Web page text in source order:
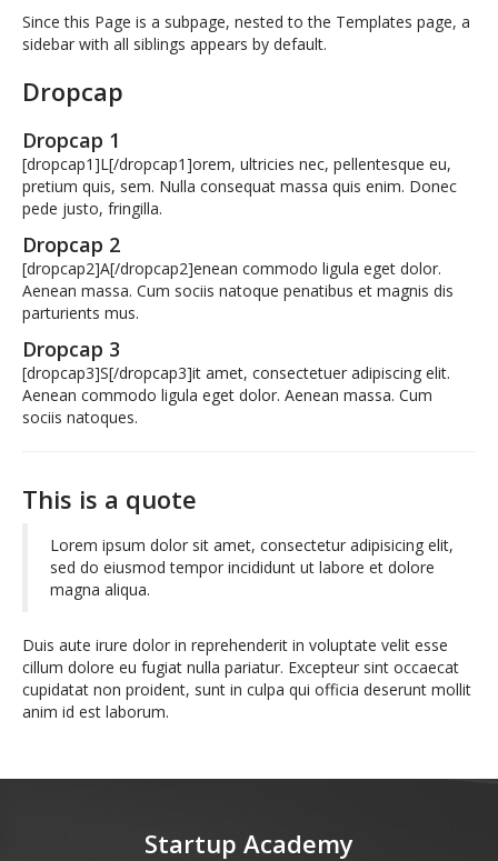
Since this Page is a subpage, nested to the Templates page, a
sidebar with all siblings appears by default.
Dropcap
Dropcap 1
[dropcap1]L[/dropcap1]orem, ultricies nec, pellentesque eu,
pretium quis, sem. Nulla consequat massa quis enim. Donec
pede justo, fringilla.
Dropcap 2
[dropcap2]A[/dropcap2]enean commodo ligula eget dolor.
Aenean massa. Cum sociis natoque penatibus et magnis dis
parturients mus.
Dropcap 3
[dropcap3]S[/dropcap3]it amet, consectetuer adipiscing elit.
Aenean commodo ligula eget dolor. Aenean massa. Cum
sociis natoques.
This is a quote
Lorem ipsum dolor sit amet, consectetur adipisicing elit,
sed do eiusmod tempor incididunt ut labore et dolore
magna aliqua.
Duis aute irure dolor in reprehenderit in voluptate velit esse
cillum dolore eu fugiat nulla pariatur. Excepteur sint occaecat
cupidatat non proident, sunt in culpa qui officia deserunt mollit
anim id est laborum.
Startup Academy